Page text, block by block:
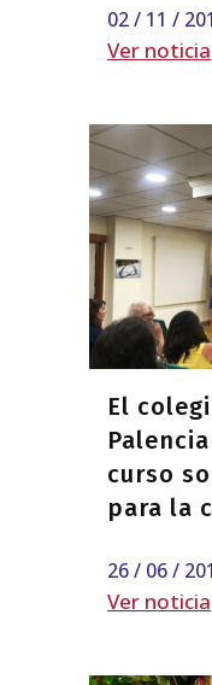
02 / 11 /
Ver noticia
El
curso
para la
26 / 06 /
Ver noticia